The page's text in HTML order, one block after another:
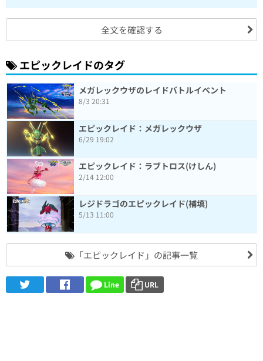
全文を確認する
エピックレイドのタグ
メガレックウザのレイドバトルイベント
8/3 20:31
エピックレイド：メガレックウザ
6/29 19:02
エピックレイド：ラブトロス(けしん)
2/14 12:00
レジドラゴのエピックレイド(補填)
5/13 11:00
「エピックレイド」の記事一覧
Line URL